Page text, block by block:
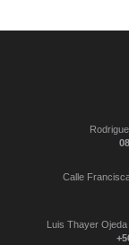
Calle
Luis Thayer